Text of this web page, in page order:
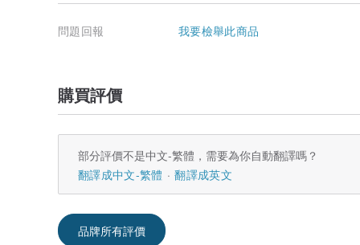
問題回報 我要檢舉此商品
購買評價
部分評價不是中文-繁體，需要為你自動翻譯嗎？
翻譯成中文-繁體
翻譯成英文
品牌所有評價